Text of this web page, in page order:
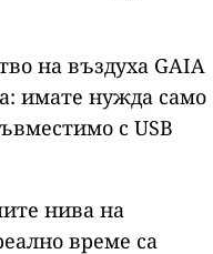
на въздуха GAIA
имате нужда само
с USB
нива на
време са